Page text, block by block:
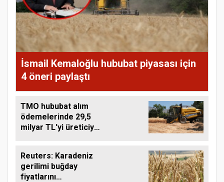
İsmail Kemaloğlu hububat piyasası için
4 öneri paylaştı
TMO hububat alım
ödemelerinde 29,5
milyar TL'yi üreticiye
Reuters: Karadeniz
gerilimi buğday
fiyatlarını